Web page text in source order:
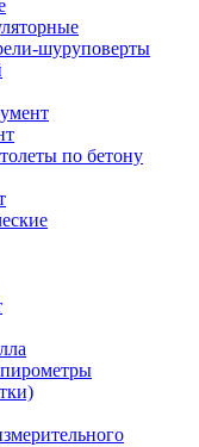
шуруповерты
по бетону